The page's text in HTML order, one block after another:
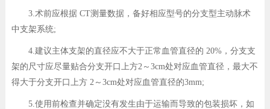
3.术前应根据 CT测量数据，备好相应型号的分支型主动脉术
中支架系统;
4.建议主体支架的直径应不大于正常血管直径的 20%，分支支
架的尺寸应尽量贴合分支开口上方2～3cm处对应血管直径，最大不
得大于分支开口上方 2～3cm处对应血管直径的3mm;
5.使用前检查并确定没有发生由于运输而导致的包装损坏，如